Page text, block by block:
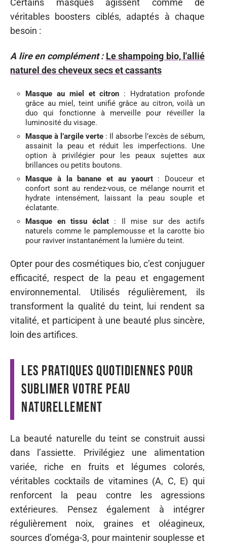
véritables boosters ciblés, adaptés à chaque
besoin :
A lire en complément : Le shampoing bio, l'allié
naturel des cheveux secs et cassants
Masque au miel et citron : Hydratation profonde
grâce au miel, teint unifié grâce au citron, voilà un
duo qui fonctionne à merveille pour réveiller la
luminosité du visage.
Masque à l’argile verte : Il absorbe l’excès de sébum,
assainit la peau et réduit les imperfections. Une
option à privilégier pour les peaux sujettes aux
brillances ou petits boutons.
Masque à la banane et au yaourt: Douceur et
confort sont au rendez-vous, ce mélange nourrit et
hydrate intensément, laissant la peau souple et
éclatante.
Masque en tissu éclat : Il mise sur des actifs
naturels comme le pamplemousse et la carotte bio
pour raviver instantanément la lumière du teint.
Opter pour des cosmétiques bio, c’est conjuguer
efficacité, respect de la peau et engagement
environnemental. Utilisés régulièrement, ils
transforment la qualité du teint, lui rendent sa
vitalité, et participent à une beauté plus sincère,
loin des artifices.
Les pratiques quotidiennes pour
sublimer votre peau
naturellement
La beauté naturelle du teint se construit aussi
dans l’assiette. Privilégiez une alimentation
variée, riche en fruits et légumes colorés,
véritables cocktails de vitamines (A, C, E) qui
renforcent la peau contre les agressions
extérieures. Pensez également à intégrer
régulièrement noix, graines et oléagineux,
sources d’oméga-3, pour maintenir souplesse et